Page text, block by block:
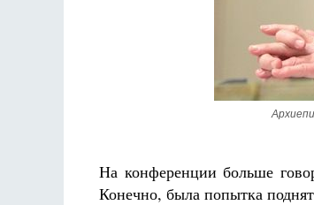
На конференции больше
Конечно, была попытка
Разлуки не будет
Фредерика де Грааф